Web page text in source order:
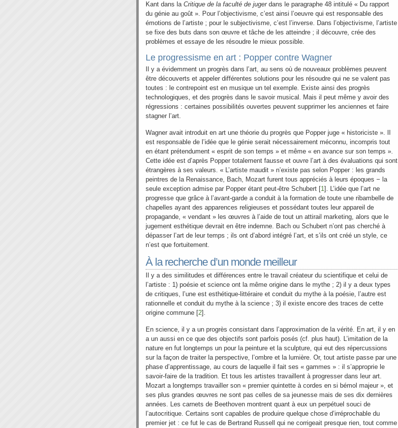
Kant dans la Critique de la faculté de jugerdans le paragraphe 48 intitulé « Du rapport
du génie au goût ». Pour l’objectivisme, c’est ainsi l’oeuvre qui est responsable des
émotions de l’artiste ; pour le subjectivisme, c’est l’inverse. Dans l’objectivisme, l’artiste
se fixe des buts dans son œuvre et tâche de les atteindre ; il découvre, crée des
problèmes et essaye de les résoudre le mieux possible.
Le progressisme en art : Popper contre Wagner
Il y a évidemment un progrès dans l’art, au sens où de nouveaux problèmes peuvent
être découverts et appeler différentes solutions pour les résoudre qui ne se valent pas
toutes : le contrepoint est en musique un tel exemple. Existe ainsi des progrès
technologiques, et des progrès dans le savoir musical. Mais il peut même y avoir des
régressions : certaines possibilités ouvertes peuvent supprimer les anciennes et faire
stagner l’art.
Wagner avait introduit en art une théorie du progrès que Popper juge « historiciste ». Il
est responsable de l’idée que le génie serait nécessairement méconnu, incompris tout
en étant prétendument « esprit de son temps » et même « en avance sur son temps ».
Cette idée est d’après Popper totalement fausse et ouvre l’art à des évaluations qui sont
étrangères à ses valeurs. « L’artiste maudit » n’existe pas selon Popper : les grands
peintres de la Renaissance, Bach, Mozart furent tous appréciés à leurs époques − la
seule exception admise par Popper étant peut-être Schubert [1]. L’idée que l’art ne
progresse que grâce à l’avant-garde a conduit à la formation de toute une ribambelle de
chapelles ayant des apparences religieuses et possédant toutes leur appareil de
propagande, « vendant » les œuvres à l’aide de tout un attirail marketing, alors que le
jugement esthétique devrait en être indemne. Bach ou Schubert n’ont pas cherché à
dépasser l’art de leur temps ; ils ont d’abord intégré l’art, et s’ils ont créé un style, ce
n’est que fortuitement.
À la recherche d’un monde meilleur
Il y a des similitudes et différences entre le travail créateur du scientifique et celui de
l’artiste : 1) poésie et science ont la même origine dans le mythe ; 2) il y a deux types
de critiques, l’une est esthétique-littéraire et conduit du mythe à la poésie, l’autre est
rationnelle et conduit du mythe à la science ; 3) il existe encore des traces de cette
origine commune [2].
En science, il y a un progrès consistant dans l’approximation de la vérité. En art, il y en
a un aussi en ce que des objectifs sont parfois posés (cf. plus haut). L’imitation de la
nature en fut longtemps un pour la peinture et la sculpture, qui eut des répercussions
sur la façon de traiter la perspective, l’ombre et la lumière. Or, tout artiste passe par une
phase d’apprentissage, au cours de laquelle il fait ses « gammes » : il s’approprie le
savoir-faire de la tradition. Et tous les artistes travaillent à progresser dans leur art.
Mozart a longtemps travailler son « premier quintette à cordes en si bémol majeur », et
ses plus grandes œuvres ne sont pas celles de sa jeunesse mais de ses dix dernières
années. Les carnets de Beethoven montrent quant à eux un perpétuel souci de
l’autocritique. Certains sont capables de produire quelque chose d’irréprochable du
premier jet : ce fut le cas de Bertrand Russell qui ne corrigeait presque rien, tout comme